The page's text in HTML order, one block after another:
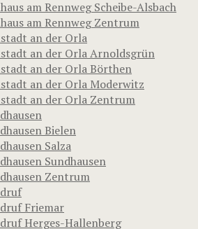
am Rennweg Scheibe-Alsbach
am Rennweg Zentrum
an der Orla
an der Orla Arnoldsgrün
an der Orla Börthen
an der Orla Moderwitz
an der Orla Zentrum
Bielen
Salza
Sundhausen
Zentrum
Friemar
Herges-Hallenberg